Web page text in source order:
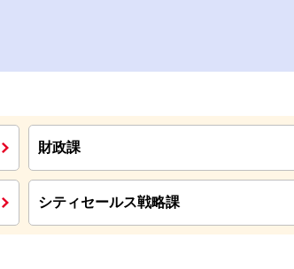
財政課
シティセールス戦略課